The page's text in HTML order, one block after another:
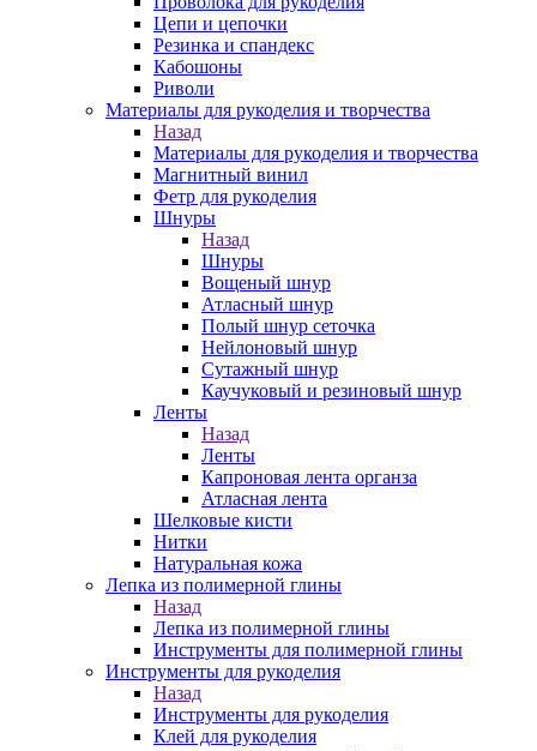
Цепи и цепочки
Резинка и спандекс
Кабошоны
Риволи
Материалы для рукоделия и творчества
Назад
Материалы для рукоделия и творчества
Магнитный винил
Фетр для рукоделия
Шнуры
Назад
Шнуры
Вощеный шнур
Атласный шнур
Полый шнур сеточка
Нейлоновый шнур
Сутажный шнур
Каучуковый и резиновый шнур
Ленты
Назад
Ленты
Капроновая лента органза
Атласная лента
Шелковые кисти
Нитки
Натуральная кожа
Лепка из полимерной глины
Назад
Лепка из полимерной глины
Инструменты для полимерной глины
Инструменты для рукоделия
Назад
Инструменты для рукоделия
Клей для рукоделия